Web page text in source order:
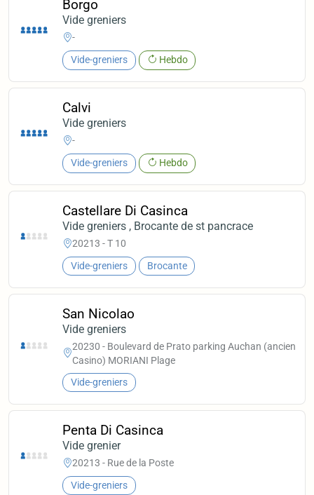
Borgo
Vide greniers
-
Vide-greniers Hebdo
Calvi
Vide greniers
-
Vide-greniers Hebdo
Castellare Di Casinca
Vide greniers , Brocante de st pancrace
20213 - T 10
Vide-greniers Brocante
San Nicolao
Vide greniers
20230 - Boulevard de Prato parking Auchan (ancien
Casino) MORIANI Plage
Vide-greniers
Penta Di Casinca
Vide grenier
20213 - Rue de la Poste
Vide-greniers